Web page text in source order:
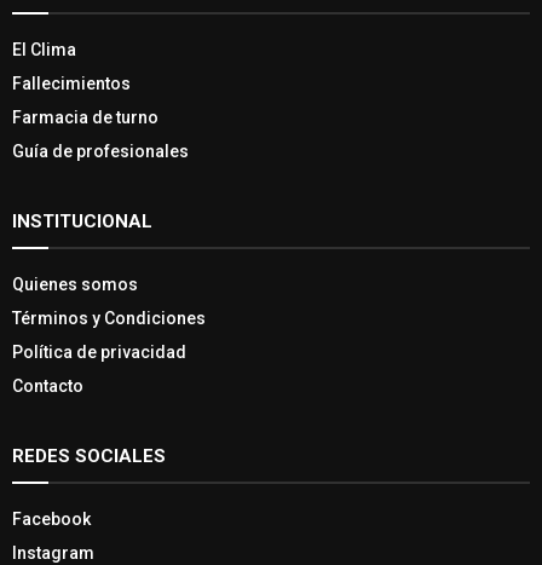
El Clima
Fallecimientos
Farmacia de turno
Guía de profesionales
INSTITUCIONAL
Quienes somos
Términos y Condiciones
Política de privacidad
Contacto
REDES SOCIALES
Facebook
Instagram